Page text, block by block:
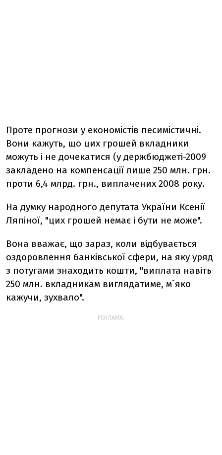
Проте прогнози у економістів песимістичні.
Вони кажуть, що цих грошей вкладники
можуть і не дочекатися (у держбюджеті-2009
закладено на компенсації лише 250 млн. грн.
проти 6,4 млрд. грн., виплачених 2008 року.
На думку народного депутата України Ксенії
Ляпіної, "цих грошей немає і бути не може".
Вона вважає, що зараз, коли відбувається
оздоровлення банківської сфери, на яку уряд
з потугами знаходить кошти, "виплата навіть
250 млн. вкладникам виглядатиме, м`яко
кажучи, зухвало".
РЕКЛАМА: